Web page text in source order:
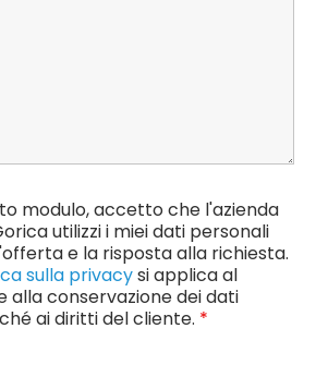
modulo, accetto che l'azienda
utilizzi i miei dati personali
e la risposta alla richiesta.
sulla privacysi applica al
conservazione dei dati
ai diritti del cliente. *